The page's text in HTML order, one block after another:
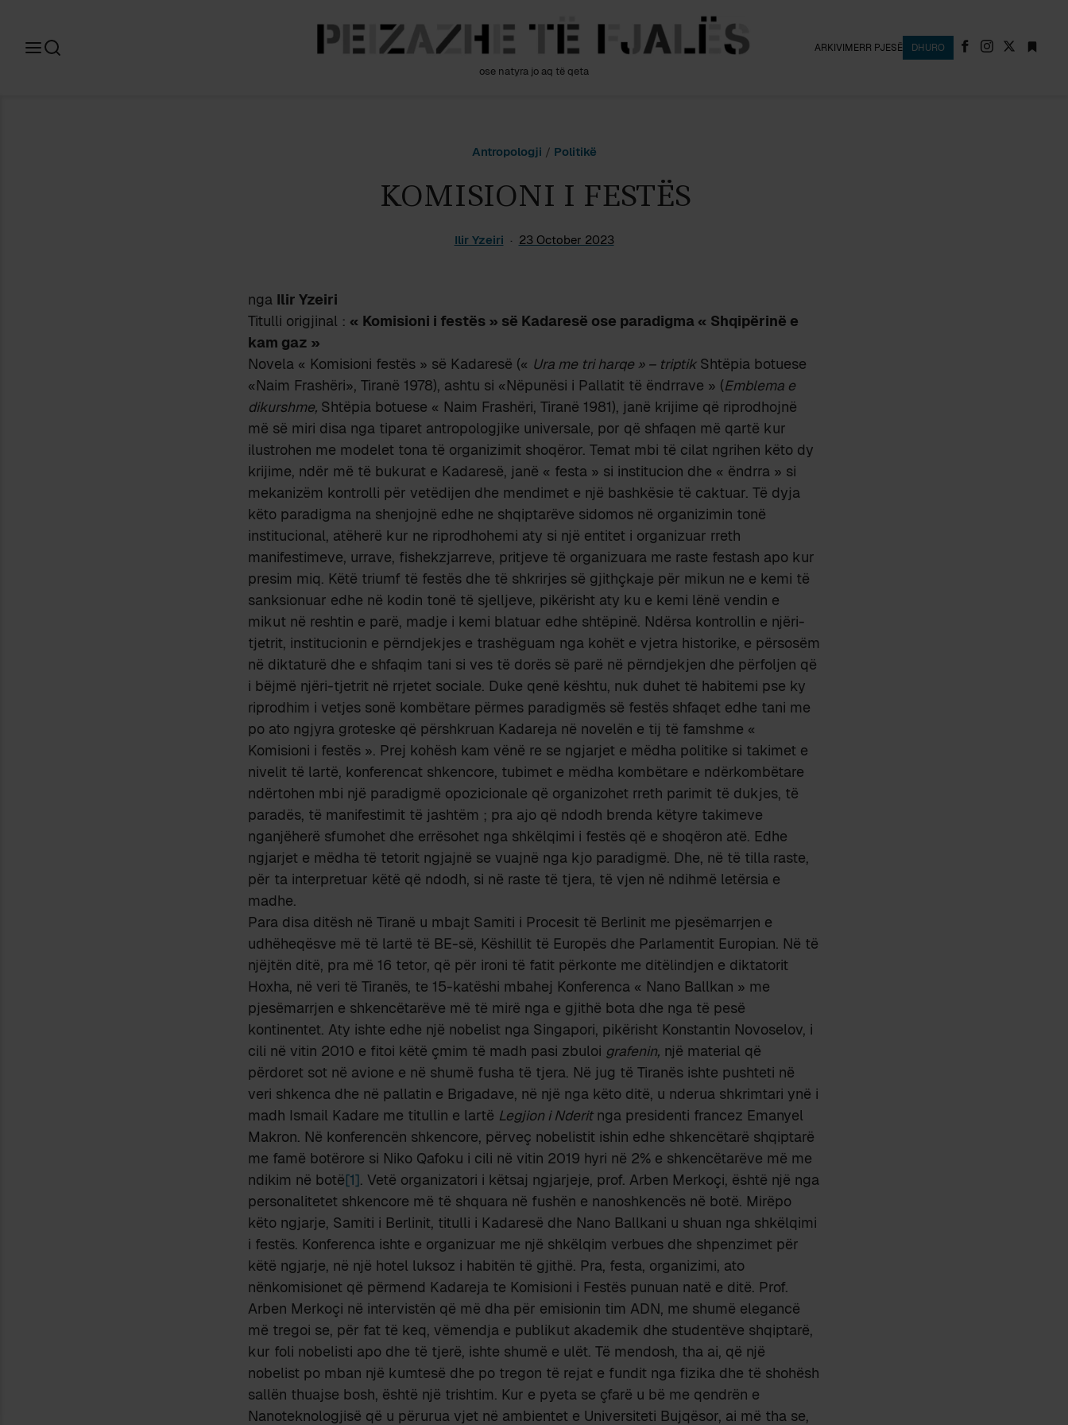
ose natyra jo aq të qeta
ARKIVIMERR PJESË DHURO
Antropologji / Politikë
KOMISIONI I FESTËS
Ilir Yzeiri 23 October 2023
nga Ilir Yzeiri
Titulli origjinal : « Komisioni i festës » së Kadaresë ose paradigma « Shqipërinë e
kam gaz »
Novela « Komisioni festës » së Kadaresë (« Ura me tri harqe » – triptikShtëpia botuese
«Naim Frashëri», Tiranë 1978), ashtu si «Nëpunësi i Pallatit të ëndrrave » (Emblema e
dikurshme, Shtëpia botuese « Naim Frashëri, Tiranë 1981), janë krijime që riprodhojnë
më së miri disa nga tiparet antropologjike universale, por që shfaqen më qartë kur
ilustrohen me modelet tona të organizimit shoqëror. Temat mbi të cilat ngrihen këto dy
krijime, ndër më të bukurat e Kadaresë, janë « festa » si institucion dhe « ëndrra » si
mekanizëm kontrolli për vetëdijen dhe mendimet e një bashkësie të caktuar. Të dyja
këto paradigma na shenjojnë edhe ne shqiptarëve sidomos në organizimin tonë
institucional, atëherë kur ne riprodhohemi aty si një entitet i organizuar rreth
manifestimeve, urrave, fishekzjarreve, pritjeve të organizuara me raste festash apo kur
presim miq. Këtë triumf të festës dhe të shkrirjes së gjithçkaje për mikun ne e kemi të
sanksionuar edhe në kodin tonë të sjelljeve, pikërisht aty ku e kemi lënë vendin e
mikut në reshtin e parë, madje i kemi blatuar edhe shtëpinë. Ndërsa kontrollin e njëri-
tjetrit, institucionin e përndjekjes e trashëguam nga kohët e vjetra historike, e përsosëm
në diktaturë dhe e shfaqim tani si ves të dorës së parë në përndjekjen dhe përfoljen që
i bëjmë njëri-tjetrit në rrjetet sociale. Duke qenë kështu, nuk duhet të habitemi pse ky
riprodhim i vetjes sonë kombëtare përmes paradigmës së festës shfaqet edhe tani me
po ato ngjyra groteske që përshkruan Kadareja në novelën e tij të famshme «
Komisioni i festës ». Prej kohësh kam vënë re se ngjarjet e mëdha politike si takimet e
nivelit të lartë, konferencat shkencore, tubimet e mëdha kombëtare e ndërkombëtare
ndërtohen mbi një paradigmë opozicionale që organizohet rreth parimit të dukjes, të
paradës, të manifestimit të jashtëm ; pra ajo që ndodh brenda këtyre takimeve
nganjëherë sfumohet dhe errësohet nga shkëlqimi i festës që e shoqëron atë. Edhe
ngjarjet e mëdha të tetorit ngjajnë se vuajnë nga kjo paradigmë. Dhe, në të tilla raste,
për ta interpretuar këtë që ndodh, si në raste të tjera, të vjen në ndihmë letërsia e
madhe.
Para disa ditësh në Tiranë u mbajt Samiti i Procesit të Berlinit me pjesëmarrjen e
udhëheqësve më të lartë të BE-së, Këshillit të Europës dhe Parlamentit Europian. Në të
njëjtën ditë, pra më 16 tetor, që për ironi të fatit përkonte me ditëlindjen e diktatorit
Hoxha, në veri të Tiranës, te 15-katëshi mbahej Konferenca « Nano Ballkan » me
pjesëmarrjen e shkencëtarëve më të mirë nga e gjithë bota dhe nga të pesë
kontinentet. Aty ishte edhe një nobelist nga Singapori, pikërisht Konstantin Novoselov, i
cili në vitin 2010 e fitoi këtë çmim të madh pasi zbuloi grafenin, një material që
përdoret sot në avione e në shumë fusha të tjera. Në jug të Tiranës ishte pushteti në
veri shkenca dhe në pallatin e Brigadave, në një nga këto ditë, u nderua shkrimtari ynë i
madh Ismail Kadare me titullin e lartë Legjion i Nderitnga presidenti francez Emanyel
Makron. Në konferencën shkencore, përveç nobelistit ishin edhe shkencëtarë shqiptarë
me famë botërore si Niko Qafoku i cili në vitin 2019 hyri në 2% e shkencëtarëve më me
ndikim në botë[1]. Vetë organizatori i këtsaj ngjarjeje, prof. Arben Merkoçi, është një nga
personalitetet shkencore më të shquara në fushën e nanoshkencës në botë. Mirëpo
këto ngjarje, Samiti i Berlinit, titulli i Kadaresë dhe Nano Ballkani u shuan nga shkëlqimi
i festës. Konferenca ishte e organizuar me një shkëlqim verbues dhe shpenzimet për
këtë ngjarje, në një hotel luksoz i habitën të gjithë. Pra, festa, organizimi, ato
nënkomisionet që përmend Kadareja te Komisioni i Festës punuan natë e ditë. Prof.
Arben Merkoçi në intervistën që më dha për emisionin tim ADN, me shumë elegancë
më tregoi se, për fat të keq, vëmendja e publikut akademik dhe studentëve shqiptarë,
kur foli nobelisti apo dhe të tjerë, ishte shumë e ulët. Të mendosh, tha ai, që një
nobelist po mban një kumtesë dhe po tregon të rejat e fundit nga fizika dhe të shohësh
sallën thuajse bosh, është një trishtim. Kur e pyeta se çfarë u bë me qendrën e
Nanoteknologjisë që u përurua vjet në ambientet e Universiteti Bujqësor, ai më tha se,